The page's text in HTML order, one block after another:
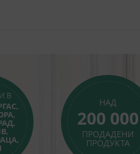
В
НАД
200 000
ПРОДАДЕНИ
ПРОДУКТА